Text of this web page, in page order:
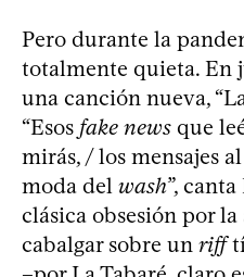
Pero durante la
totalmente quieta. En
una canción nueva,
“Esos fake news que
mirás, / los mensajes
moda del wash”,
clásica obsesión por
cabalgar sobre un riff